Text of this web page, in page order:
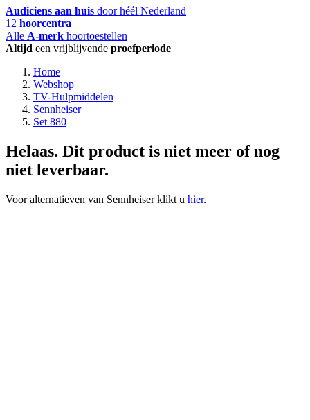
Audiciens aan huis door héél Nederland
12 hoorcentra
Alle A-merk hoortoestellen
Altijd een vrijblijvende proefperiode
Home
Webshop
TV-Hulpmiddelen
Sennheiser
Set 880
Helaas. Dit product is niet meer of nog
niet leverbaar.
Voor alternatieven van Sennheiser klikt u hier.